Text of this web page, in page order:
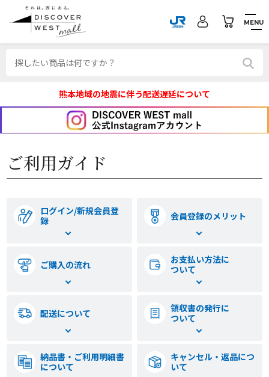
MENU
熊本地域の地震に伴う配送遅延について
ご利用ガイド
ログイン/新規会員登
録
会員登録のメリット
ご購入の流れ
お支払い方法に
ついて
配送について
領収書の発行に
ついて
納品書・ご利用明細書
について
キャンセル・返品につ
いて